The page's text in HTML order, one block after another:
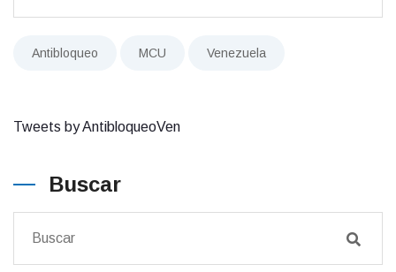
Antibloqueo MCU Venezuela
Tweets by AntibloqueoVen
Buscar